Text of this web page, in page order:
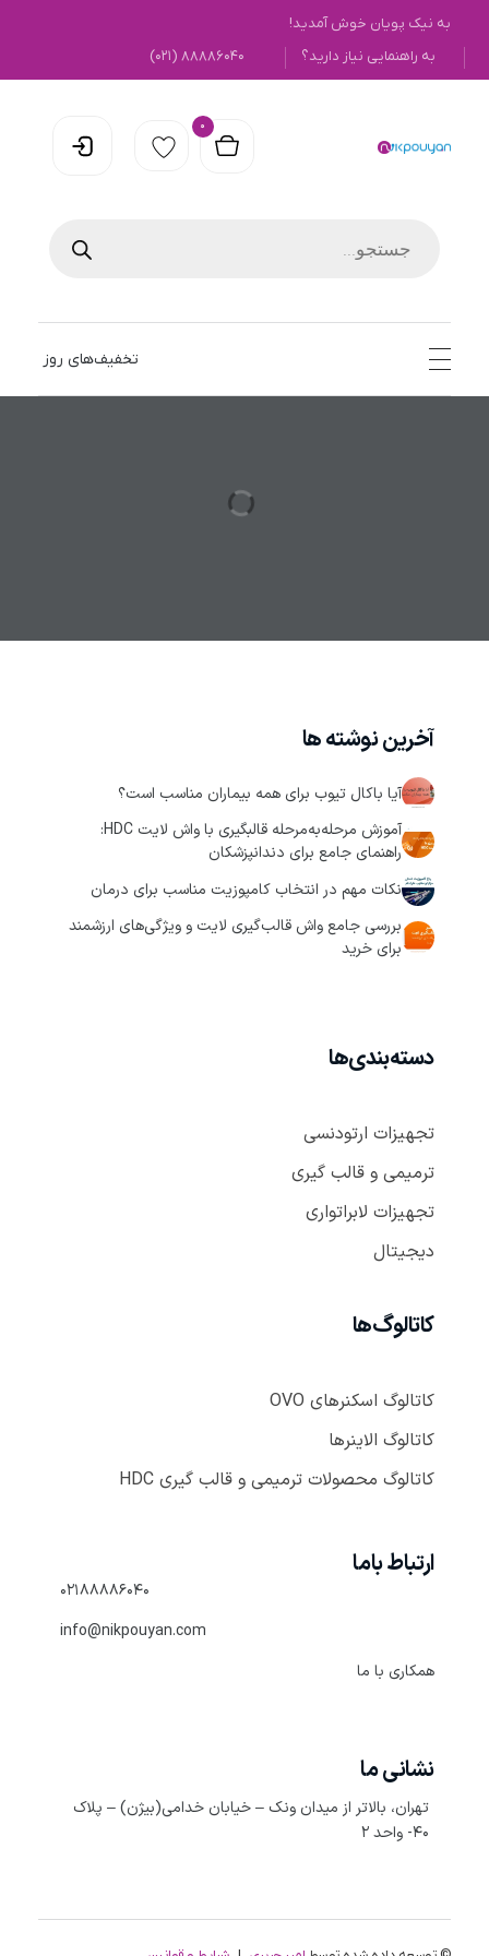
به نیک پویان خوش آمدید!
به راهنمایی نیاز دارید؟
۸۸۸۸۶۰۴۰ (۰۲۱)
0
تخفیف‌های روز
آخرین نوشته ها
آیا باکال تیوب برای همه بیماران مناسب است؟
آموزش مرحله‌به‌مرحله قالبگیری با واش لایت HDC:
راهنمای جامع برای دندانپزشکان
نکات مهم در انتخاب کامپوزیت مناسب برای درمان
بررسی جامع واش قالب‌گیری لایت و ویژگی‌های ارزشمند
برای خرید
دسته‌بندی‌ها
تجهیزات ارتودنسی
ترمیمی و قالب گیری
تجهیزات لابراتواری
دیجیتال
کاتالوگ‌ها
کاتالوگ اسکنر‌های OVO
کاتالوگ الاینر‌ها
کاتالوگ محصولات ترمیمی و قالب گیری HDC
ارتباط باما
۰۲۱۸۸۸۸۶۰۴۰
info@nikpouyan.com
همکاری با ما
نشانی ما
تهران، بالاتر از میدان ونک – خیابان خدامی(بیژن) – پلاک
۴۰- واحد ۲